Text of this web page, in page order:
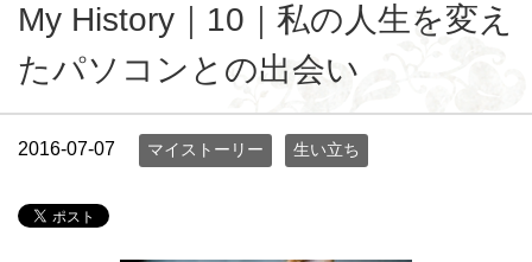
My History｜10｜私の人生を変え
たパソコンとの出会い
2016-07-07 マイストーリー 生い立ち